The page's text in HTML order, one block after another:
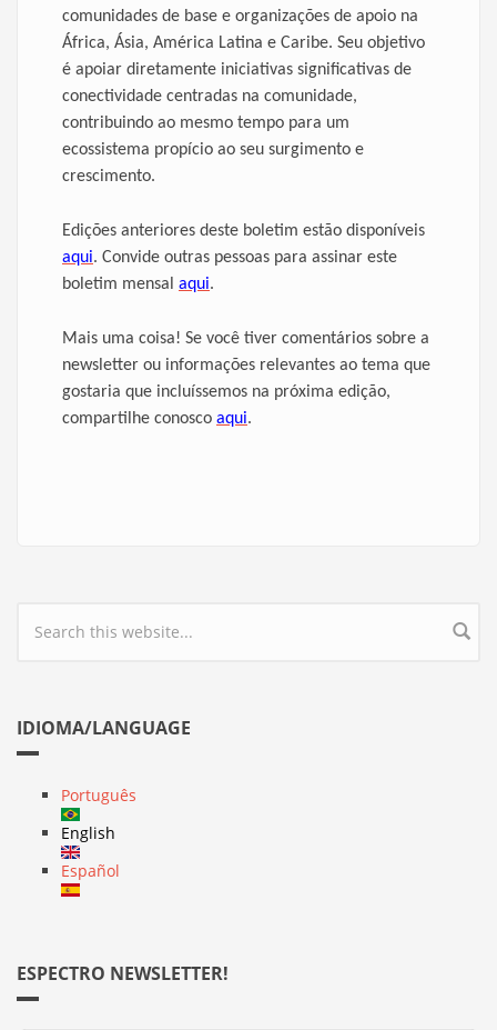
comunidades de base e organizações de apoio na
África, Ásia, América Latina e Caribe. Seu objetivo
é apoiar diretamente iniciativas significativas de
conectividade centradas na comunidade,
contribuindo ao mesmo tempo para um
ecossistema propício ao seu surgimento e
crescimento.
Edições anteriores deste boletim estão disponíveis
aqui. Convide outras pessoas para assinar este
boletim mensal aqui.
Mais uma coisa! Se você tiver comentários sobre a
newsletter ou informações relevantes ao tema que
gostaria que incluíssemos na próxima edição,
compartilhe conosco aqui.
Search form
IDIOMA/LANGUAGE
Português
English
Español
ESPECTRO NEWSLETTER!